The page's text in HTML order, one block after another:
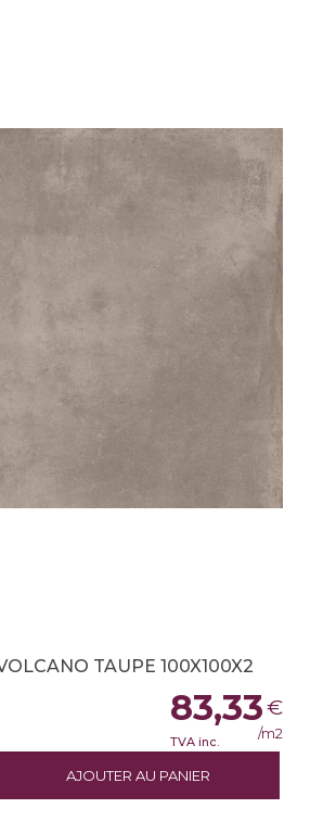
TAUPE 100X100X2
AJOUTER AU PANIER
83,33€
TVA inc. /m2